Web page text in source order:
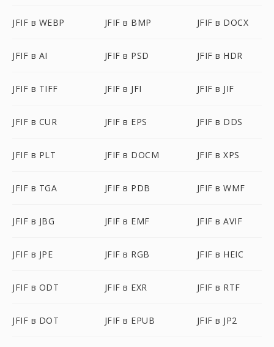
JFIF в WEBP JFIF в BMP JFIF в DOCX
JFIF в AI JFIF в PSD JFIF в HDR
JFIF в TIFF JFIF в JFI JFIF в JIF
JFIF в CUR JFIF в EPS JFIF в DDS
JFIF в PLT JFIF в DOCM JFIF в XPS
JFIF в TGA JFIF в PDB JFIF в WMF
JFIF в JBG JFIF в EMF JFIF в AVIF
JFIF в JPE JFIF в RGB JFIF в HEIC
JFIF в ODT JFIF в EXR JFIF в RTF
JFIF в DOT JFIF в EPUB JFIF в JP2